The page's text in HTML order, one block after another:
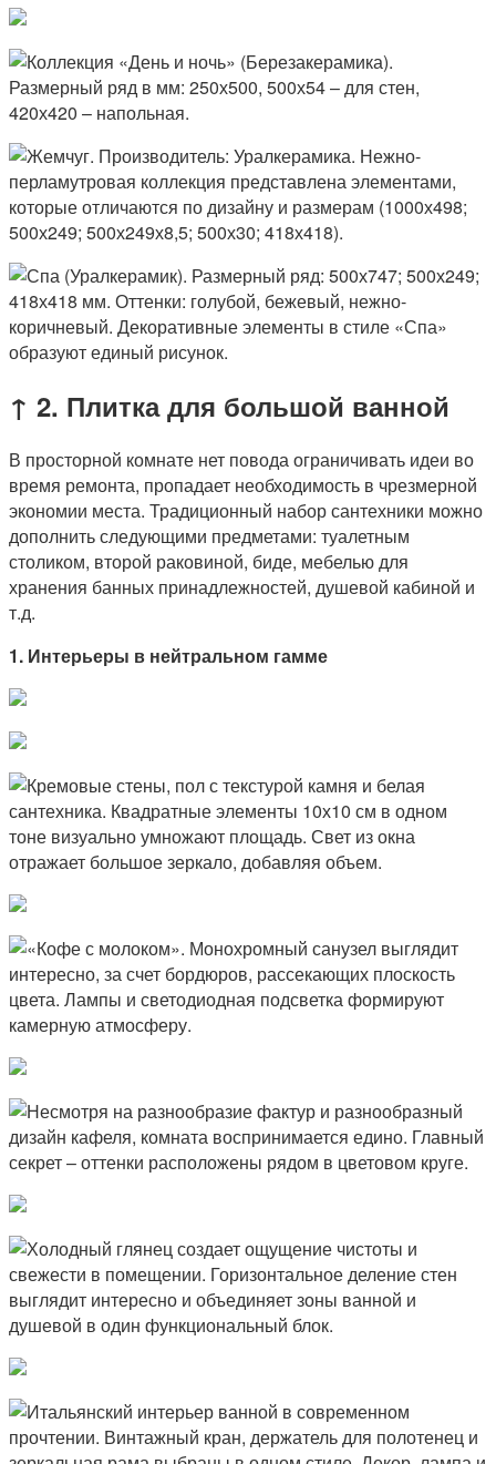
↑ 2. Плитка для большой ванной
В просторной комнате нет повода ограничивать идеи во
время ремонта, пропадает необходимость в чрезмерной
экономии места. Традиционный набор сантехники можно
дополнить следующими предметами: туалетным
столиком, второй раковиной, биде, мебелью для
хранения банных принадлежностей, душевой кабиной и
т.д.
1. Интерьеры в нейтральном гамме